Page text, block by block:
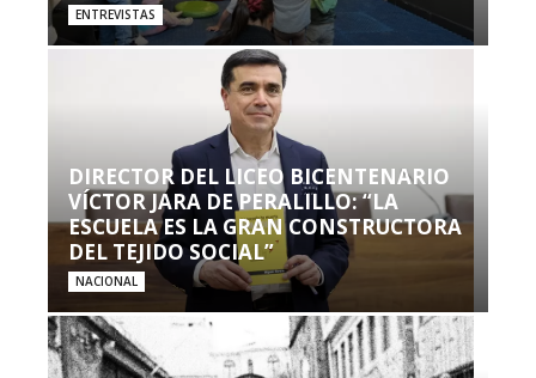
ENTREVISTAS
DIRECTOR DEL LICEO BICENTENARIO
VÍCTOR JARA DE PERALILLO: “LA
ESCUELA ES LA GRAN CONSTRUCTORA
DEL TEJIDO SOCIAL”
NACIONAL